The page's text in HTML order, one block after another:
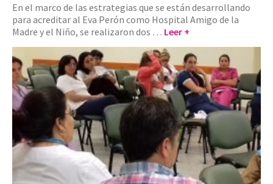
En el marco de las estrategias que se están desarrollando
para acreditar al Eva Perón como Hospital Amigo de la
Madre y el Niño, se realizaron dos … Leer +